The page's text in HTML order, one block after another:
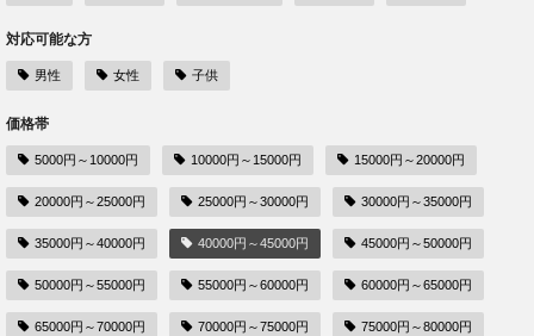
対応可能な方
男性 女性 子供
価格帯
5000円～10000円 10000円～15000円 15000円～20000円
20000円～25000円 25000円～30000円 30000円～35000円
35000円～40000円 40000円～45000円 45000円～50000円
50000円～55000円 55000円～60000円 60000円～65000円
65000円～70000円 70000円～75000円 75000円～80000円